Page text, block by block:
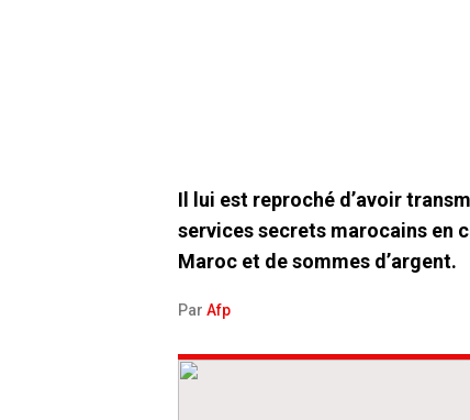
Il lui est reproché d’avoir
services secrets marocains en
Maroc et de sommes d’argent.
Par Afp